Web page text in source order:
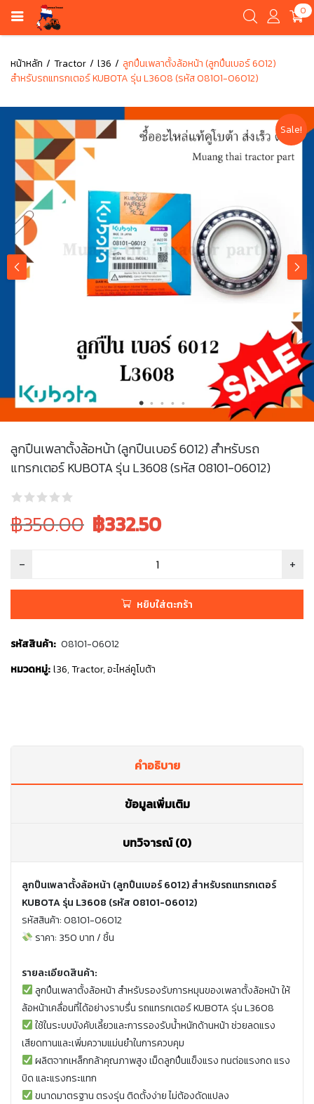
0
หน้าหลัก Tractor l36
ลูกปืนเพลาตั้งล้อหน้า (ลูกปืนเบอร์ 6012)
สำหรับรถแทรกเตอร์ KUBOTA รุ่น L3608 (รหัส 08101-06012)
Sale!
ลูกปืนเพลาตั้งล้อหน้า (ลูกปืนเบอร์ 6012) สำหรับรถ
แทรกเตอร์ KUBOTA รุ่น L3608 (รหัส 08101-06012)
Original
price
was:
฿350.00 Current
฿332.50
หยิบใส่ตะกร้า
รหัสสินค้า: 08101-06012
หมวดหมู่: l36,Tractor,อะไหล่คูโบต้า
คำอธิบาย
ข้อมูลเพิ่มเติม
บทวิจารณ์ (0)
ลูกปืนเพลาตั้งล้อหน้า (ลูกปืนเบอร์ 6012) สำหรับรถแทรกเตอร์
KUBOTA รุ่น L3608 (รหัส 08101-06012)
รหัสสินค้า: 08101-06012
ราคา: 350 บาท / ชิ้น
รายละเอียดสินค้า:
ลูกปืนเพลาตั้งล้อหน้า สำหรับรองรับการหมุนของเพลาตั้งล้อหน้า ให้
ล้อหน้าเคลื่อนที่ได้อย่างราบรื่น รถแทรกเตอร์ KUBOTA รุ่น L3608
ใช้ในระบบบังคับเลี้ยวและการรองรับน้ำหนักด้านหน้า ช่วยลดแรง
เสียดทานและเพิ่มความแม่นยำในการควบคุม
ผลิตจากเหล็กกล้าคุณภาพสูง เม็ดลูกปืนแข็งแรง ทนต่อแรงกด แรง
บิด และแรงกระแทก
ขนาดมาตรฐาน ตรงรุ่น ติดตั้งง่าย ไม่ต้องดัดแปลง